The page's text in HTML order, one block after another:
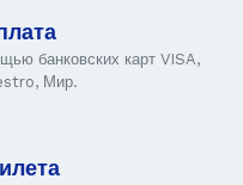
банковских карт VISA,
Мир.